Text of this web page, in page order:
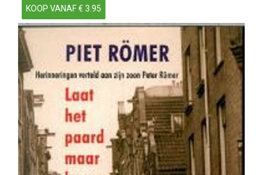
KOOP VANAF € 3.95